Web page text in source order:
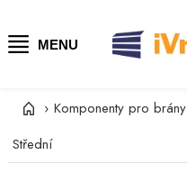
MENU
› Komponenty pro brány
Střední